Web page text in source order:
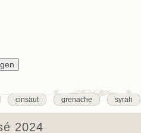
cinsaut grenache syrah
2024